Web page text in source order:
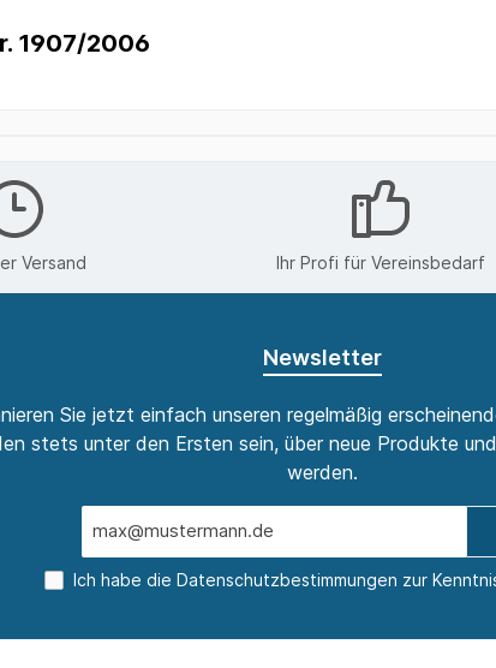
1907/2006
Versand Ihr Profi für Vereinsbedarf
Newsletter
Sie jetzt einfach unseren regelmäßig
stets unter den Ersten sein, über neue Produkte
werden.
Adresse*
Ich habe die Datenschutzbestimmungen zur